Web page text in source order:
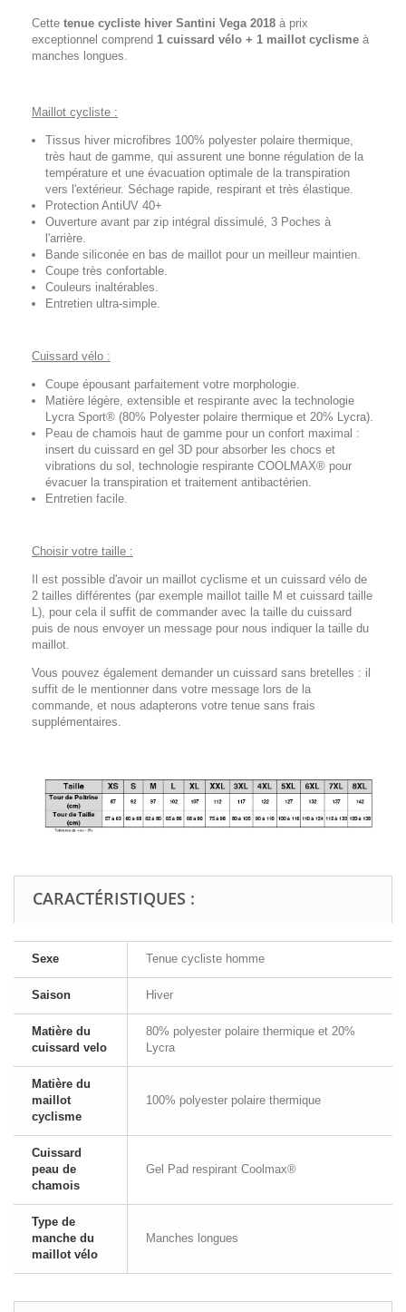
Cette tenue cycliste hiver Santini Vega 2018 à prix
exceptionnel comprend 1 cuissard vélo + 1 maillot cyclisme à
manches longues.
Maillot cycliste :
Tissus hiver microfibres 100% polyester polaire thermique,
très haut de gamme, qui assurent une bonne régulation de la
température et une évacuation optimale de la transpiration
vers l'extérieur. Séchage rapide, respirant et très élastique.
Protection AntiUV 40+
Ouverture avant par zip intégral dissimulé, 3 Poches à
l'arrière.
Bande siliconée en bas de maillot pour un meilleur maintien.
Coupe très confortable.
Couleurs inaltérables.
Entretien ultra-simple.
Cuissard vélo :
Coupe épousant parfaitement votre morphologie.
Matière légère, extensible et respirante avec la technologie
Lycra Sport® (80% Polyester polaire thermique et 20% Lycra).
Peau de chamois haut de gamme pour un confort maximal :
insert du cuissard en gel 3D pour absorber les chocs et
vibrations du sol, technologie respirante COOLMAX® pour
évacuer la transpiration et traitement antibactérien.
Entretien facile.
Choisir votre taille :
Il est possible d'avoir un maillot cyclisme et un cuissard vélo de
2 tailles différentes (par exemple maillot taille M et cuissard taille
L), pour cela il suffit de commander avec la taille du cuissard
puis de nous envoyer un message pour nous indiquer la taille du
maillot.
Vous pouvez également demander un cuissard sans bretelles : il
suffit de le mentionner dans votre message lors de la
commande, et nous adapterons votre tenue sans frais
supplémentaires.
CARACTÉRISTIQUES :
Sexe Tenue cycliste homme
Saison Hiver
Matière du
cuissard velo
80% polyester polaire thermique et 20%
Lycra
Matière du
maillot
cyclisme
100% polyester polaire thermique
Cuissard
peau de
chamois
Gel Pad respirant Coolmax®
Type de
manche du
maillot vélo
Manches longues